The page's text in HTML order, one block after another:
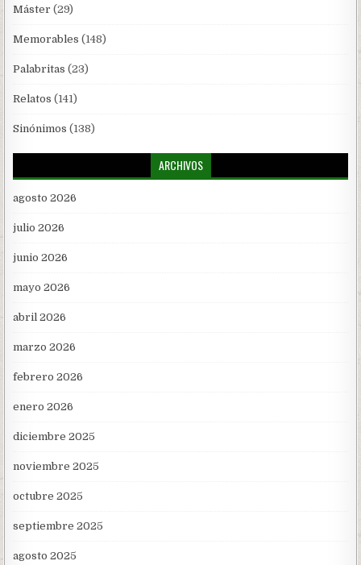
Máster (29)
Memorables (148)
Palabritas (23)
Relatos (141)
Sinónimos (138)
ARCHIVOS
agosto 2026
julio 2026
junio 2026
mayo 2026
abril 2026
marzo 2026
febrero 2026
enero 2026
diciembre 2025
noviembre 2025
octubre 2025
septiembre 2025
agosto 2025